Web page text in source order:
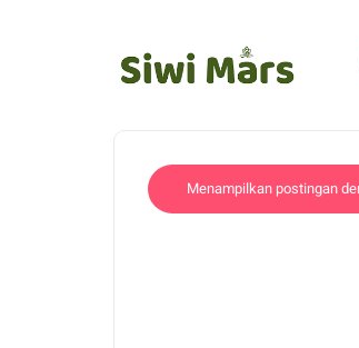
Menampilkan postingan